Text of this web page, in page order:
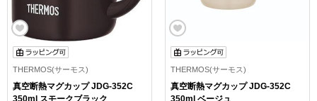
THERMOS(サーモス)
真空断熱マグカップ JDG-352C
THERMOS(サーモス)
真空断熱マグカップ JDG-352C